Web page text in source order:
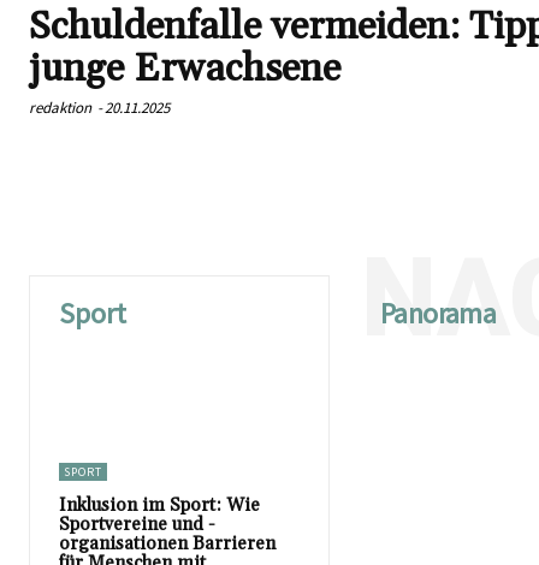
Schuldenfalle vermeiden:
junge Erwachsene
redaktion -20.11.2025
Sport
SPORT
Inklusion im Sport: Wie
Sportvereine und -
organisationen Barrieren
Panorama